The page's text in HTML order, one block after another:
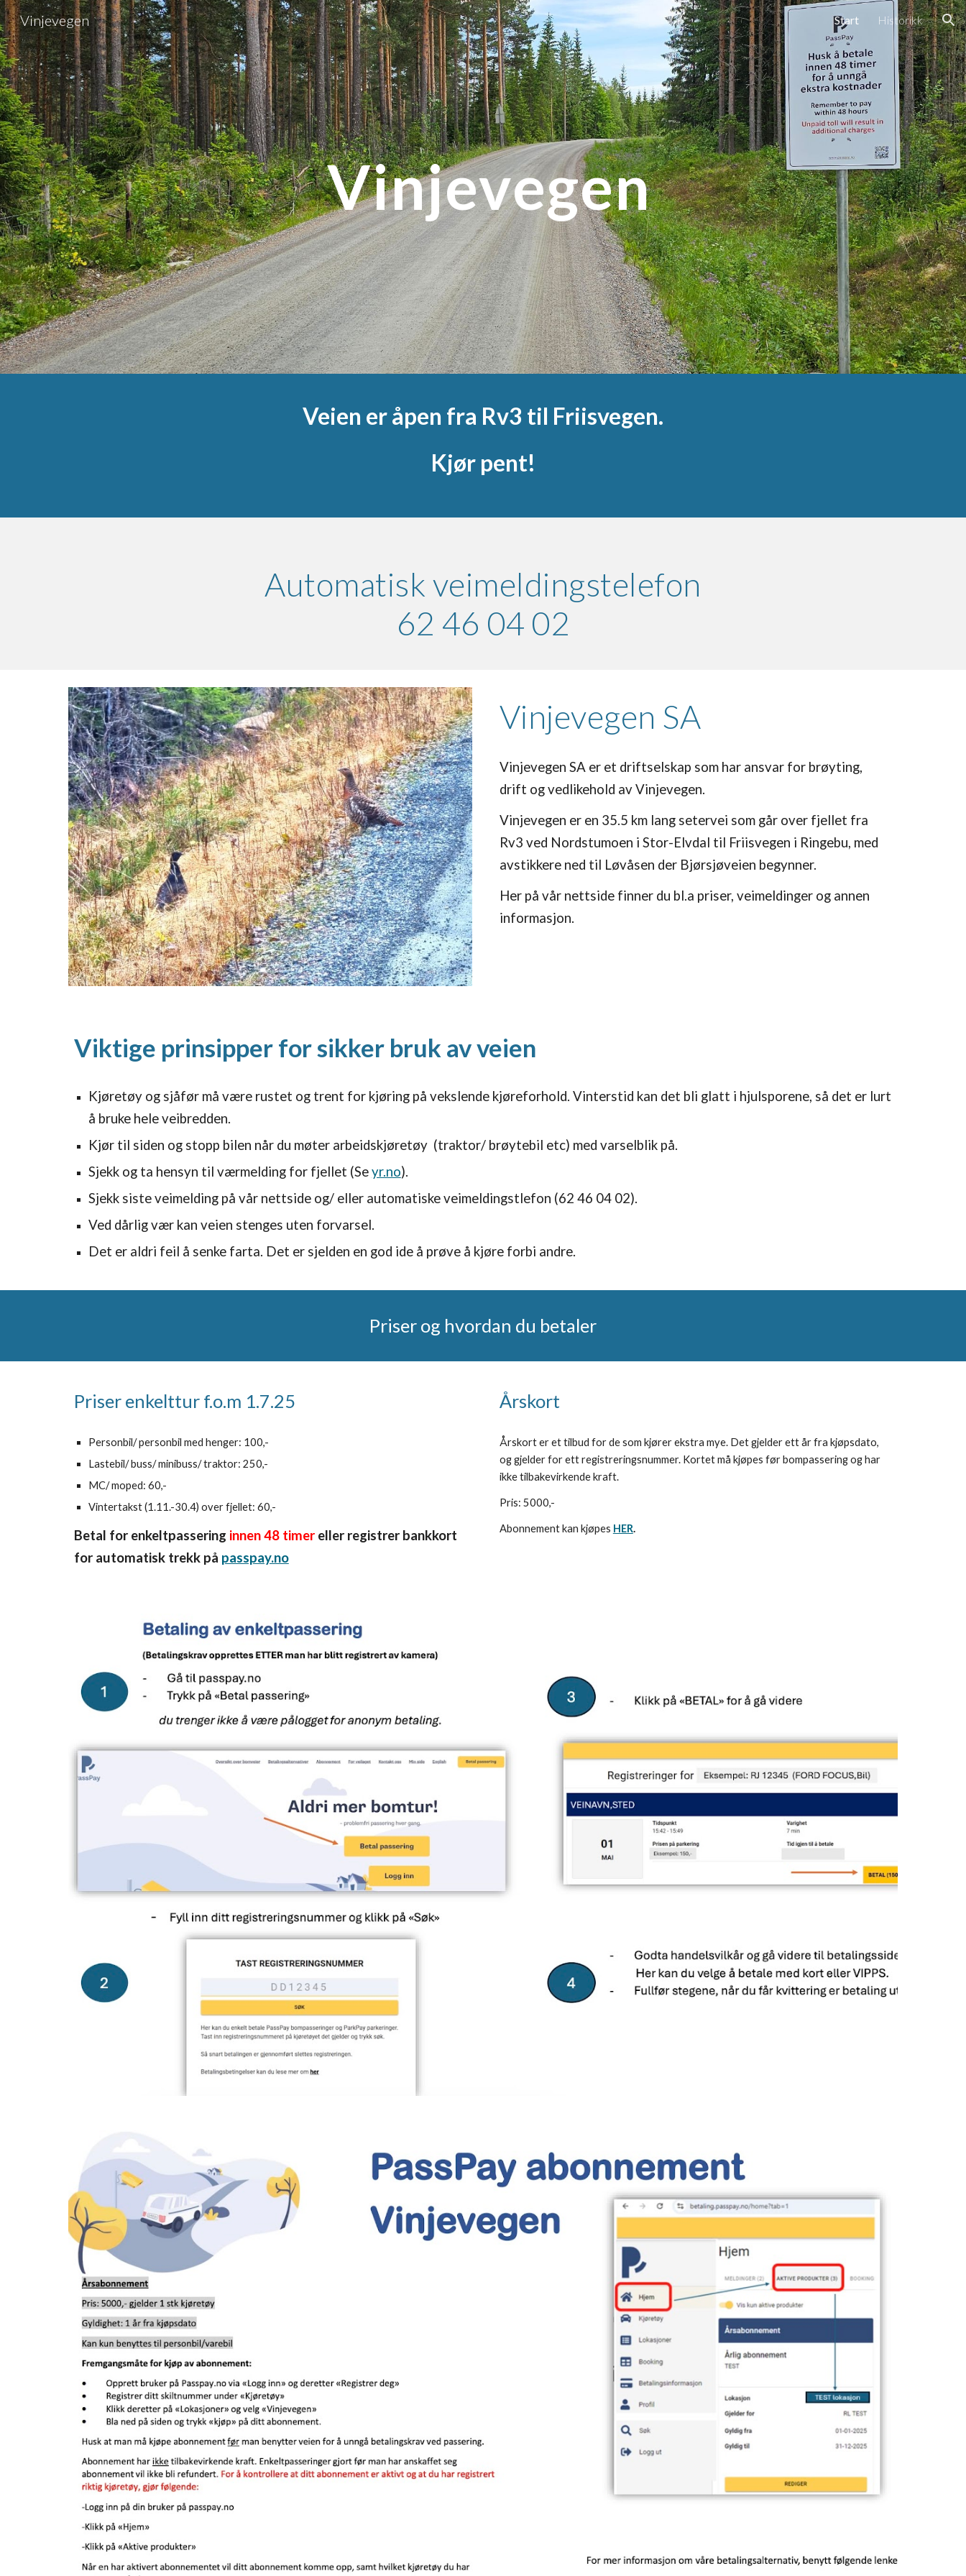
Skip to main content Skip to navigation
Vinjevegen Start Historikk
Vinjevegen
Veien er åpen fra Rv3 til Friisvegen.
Kjør pent!
Automatisk veimeldingstelefon
62 46 04 02
Vinjevegen SA
Vinjevegen SA er et driftselskap som har ansvar for brøyting,
drift og vedlikehold av Vinjevegen.
Vinjevegen er en 35.5 km lang setervei som går over fjellet fra
Rv3 ved Nordstumoen i Stor-Elvdal til Friisvegen i Ringebu, med
avstikkere ned til Løvåsen der Bjørsjøveien begynner.
Her på vår nettside finner du bl.a priser, veimeldinger og annen
informasjon.
Viktige prinsipper for sikker bruk av veien
Kjøretøy og sjåfør må være rustet og trent for kjøring på vekslende kjøreforhold. Vinterstid kan det bli glatt i hjulsporene, så det er lurt
å bruke hele veibredden.
Kjør til siden og stopp bilen når du møter arbeidskjøretøy (traktor/ brøytebil etc) med varselblik på.
Sjekk og ta hensyn til værmelding for fjellet (Seyr.no).
Sjekk siste veimelding på vår nettside og/ eller automatiske veimeldingstlefon (62 46 04 02).
Ved dårlig vær kan veien stenges uten forvarsel.
Det er aldri feil å senke farta. Det er sjelden en god ide å prøve å kjøre forbi andre.
Priser og hvordan du betaler
Priser enkelttur f.o.m 1.7.25
Personbil/ personbil med henger: 100,-
Lastebil/ buss/ minibuss/ traktor: 250,-
MC/ moped: 60,-
Vintertakst (1.11.-30.4) over fjellet: 60,-
Betal for enkeltpassering innen 48 timereller registrer bankkort
for automatisk trekk på passpay.no
Årskort
Årskort er et tilbud for de som kjører ekstra mye. Det gjelder ett år fra kjøpsdato,
og gjelder for ett registreringsnummer. Kortet må kjøpes før bompassering og har
ikke tilbakevirkende kraft.
Pris: 5000,-
Abonnement kan kjøpes HER.